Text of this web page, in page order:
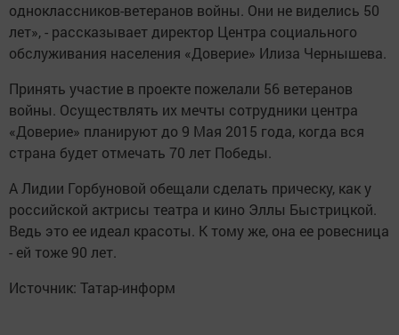
одноклассников-ветеранов войны. Они не виделись 50
лет», - рассказывает директор Центра социального
обслуживания населения «Доверие» Илиза Чернышева.
Принять участие в проекте пожелали 56 ветеранов
войны. Осуществлять их мечты сотрудники центра
«Доверие» планируют до 9 Мая 2015 года, когда вся
страна будет отмечать 70 лет Победы.
А Лидии Горбуновой обещали сделать прическу, как у
российской актрисы театра и кино Эллы Быстрицкой.
Ведь это ее идеал красоты. К тому же, она ее ровесница
- ей тоже 90 лет.
Источник: Татар-информ